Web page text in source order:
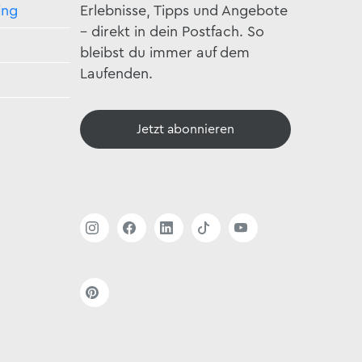
Erlebnisse, Tipps und Angebote
– direkt in dein Postfach. So
bleibst du immer auf dem
Laufenden.
Jetzt abonnieren